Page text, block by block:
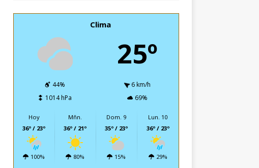
Clima
25º
44%
6 km/h
1014 hPa
69%
Hoy
36º / 23º
100%
Mñn.
36º / 21º
80%
Dom. 9
35º / 23º
15%
Lun. 10
36º / 23º
29%